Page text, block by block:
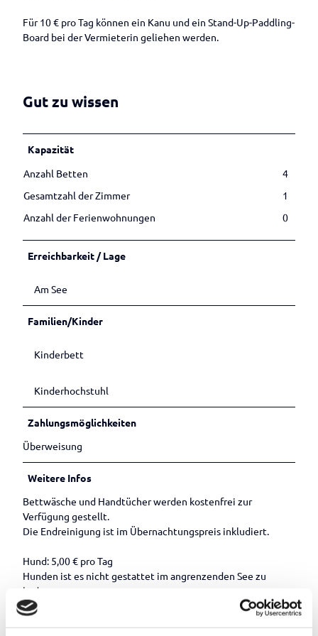
Veranstaltungen melden
n
Für 10 € pro Tag können ein Kanu und ein Stand-Up-Paddling-
Board bei der Vermieterin geliehen werden.
Gut zu wissen
Kapazität
Anzahl Betten
4
Gesamtzahl der Zimmer
1
Anzahl der Ferienwohnungen
0
Erreichbarkeit / Lage
Am See
Familien/Kinder
Kinderbett
Kinderhochstuhl
Zahlungsmöglichkeiten
Überweisung
Weitere Infos
Bettwäsche und Handtücher werden kostenfrei zur
Verfügung gestellt.
Die Endreinigung ist im Übernachtungspreis inkludiert.
Hund: 5,00 € pro Tag
Hunden ist es nicht gestattet im angrenzenden See zu
baden.
Hundehalter haben sicherzustellen, dass ihre Hunde einen
Abstand von circa 7 Metern zum Seeufer einhalten.